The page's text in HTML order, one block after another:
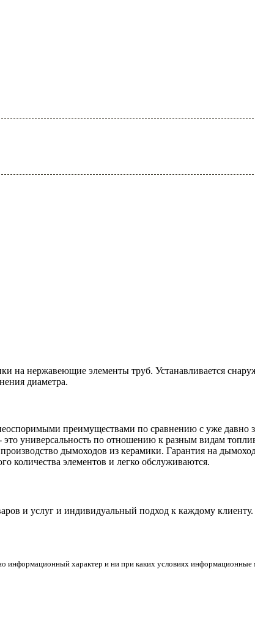
на нержавеющие элементы труб. Устанавливается
диаметра.
преимуществами по сравнению с уже
универсальность по отношению к разным видам
дымоходов из керамики. Гарантия на
количества элементов и легко обслуживаются.
и услуг и индивидуальный подход к каждому
характер и ни при каких условиях